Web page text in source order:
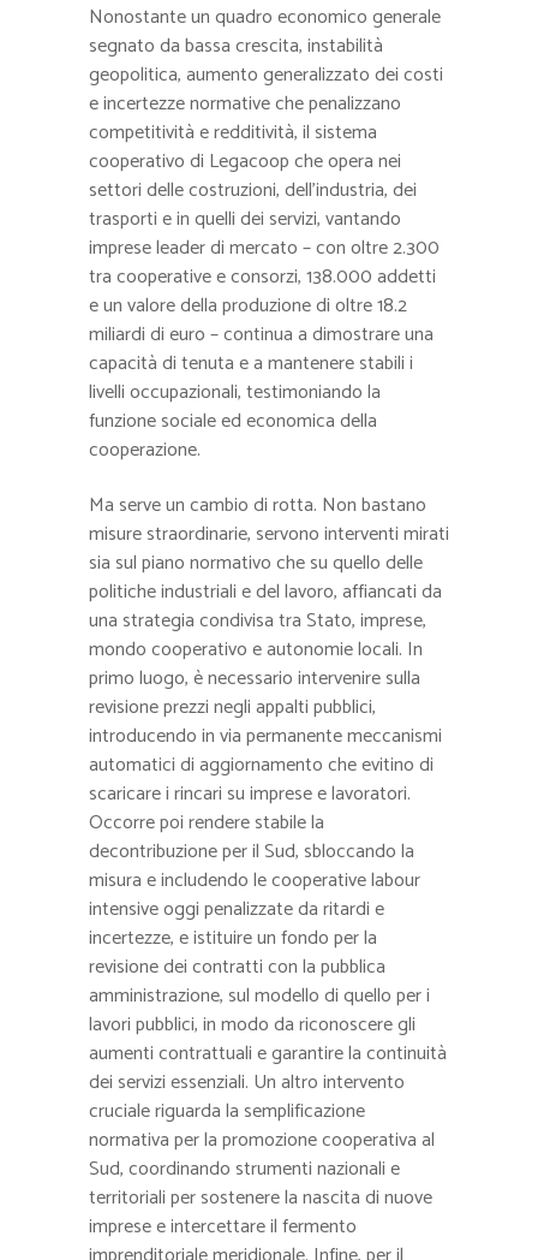
Nonostante un quadro economico generale
segnato da bassa crescita, instabilità
geopolitica, aumento generalizzato dei costi
e incertezze normative che penalizzano
competitività e redditività, il sistema
cooperativo di Legacoop che opera nei
settori delle costruzioni, dell’industria, dei
trasporti e in quelli dei servizi, vantando
imprese leader di mercato – con oltre 2.300
tra cooperative e consorzi, 138.000 addetti
e un valore della produzione di oltre 18.2
miliardi di euro – continua a dimostrare una
capacità di tenuta e a mantenere stabili i
livelli occupazionali, testimoniando la
funzione sociale ed economica della
cooperazione.
Ma serve un cambio di rotta. Non bastano
misure straordinarie, servono interventi mirati
sia sul piano normativo che su quello delle
politiche industriali e del lavoro, affiancati da
una strategia condivisa tra Stato, imprese,
mondo cooperativo e autonomie locali. In
primo luogo, è necessario intervenire sulla
revisione prezzi negli appalti pubblici,
introducendo in via permanente meccanismi
automatici di aggiornamento che evitino di
scaricare i rincari su imprese e lavoratori.
Occorre poi rendere stabile la
decontribuzione per il Sud, sbloccando la
misura e includendo le cooperative labour
intensive oggi penalizzate da ritardi e
incertezze, e istituire un fondo per la
revisione dei contratti con la pubblica
amministrazione, sul modello di quello per i
lavori pubblici, in modo da riconoscere gli
aumenti contrattuali e garantire la continuità
dei servizi essenziali. Un altro intervento
cruciale riguarda la semplificazione
normativa per la promozione cooperativa al
Sud, coordinando strumenti nazionali e
territoriali per sostenere la nascita di nuove
imprese e intercettare il fermento